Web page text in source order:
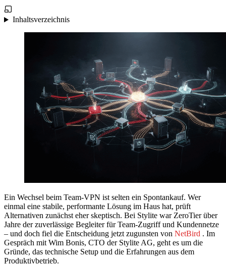
Inhaltsverzeichnis
Ein Wechsel beim Team-VPN ist selten ein Spontankauf. Wer
einmal eine stabile, performante Lösung im Haus hat, prüft
Alternativen zunächst eher skeptisch. Bei Stylite war ZeroTier über
Jahre der zuverlässige Begleiter für Team-Zugriff und Kundennetze
– und doch fiel die Entscheidung jetzt zugunsten von NetBird . Im
Gespräch mit Wim Bonis, CTO der Stylite AG, geht es um die
Gründe, das technische Setup und die Erfahrungen aus dem
Produktivbetrieb.